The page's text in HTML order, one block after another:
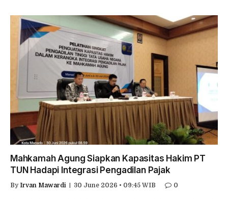
Mahkamah Agung Siapkan Kapasitas Hakim PT
TUN Hadapi Integrasi Pengadilan Pajak
By Irvan Mawardi 30 June 2026 • 09:45 WIB 0